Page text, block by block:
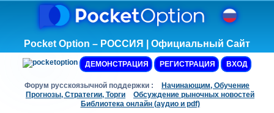
Pocket Option – РОССИЯ | Официальный Сайт
ДЕМОНСТРАЦИЯ РЕГИСТРАЦИЯ ВХОД
Форум русскоязычной поддержки :
Начинающим, Обучение
Прогнозы, Стратегии, Торги
Обсуждение рыночных новостей
Библиотека онлайн (аудио и pdf)